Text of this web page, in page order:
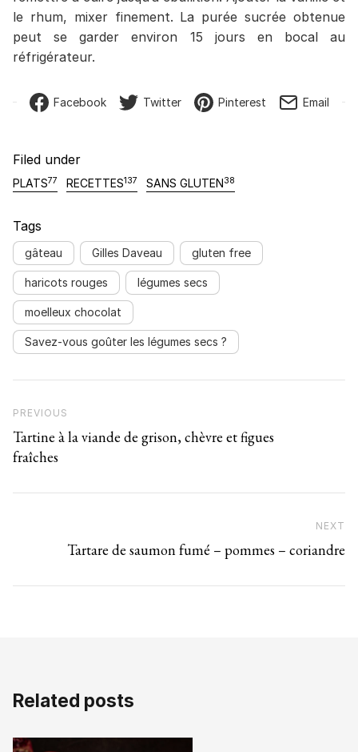
le rhum, mixer finement. La purée sucrée obtenue
peut se garder environ 15 jours en bocal au
réfrigérateur.
Facebook Twitter Pinterest Email
Filed under
PLATS77 RECETTES137 SANS GLUTEN38
Tags
gâteau Gilles Daveau gluten free
haricots rouges légumes secs
moelleux chocolat
Savez-vous goûter les légumes secs ?
Previous Post
PREVIOUS
Tartine à la viande de grison, chèvre et figues
fraîches
NEXT
Tartare de saumon fumé – pommes – coriandre
Related posts